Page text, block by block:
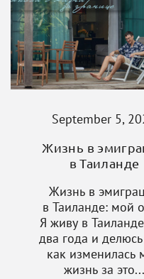
September 5,
Жизнь в
в Таиланде
Жизнь в
в Таиланде: мой
Я живу в
два года и
как изменилась
жизнь за это...